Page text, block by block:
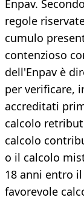
Enpav.
regole
cumulo
contenzioso
dell'Enpav è
per verificare,
accreditati
calcolo
calcolo
o il calcolo
18 anni entro
favorevole